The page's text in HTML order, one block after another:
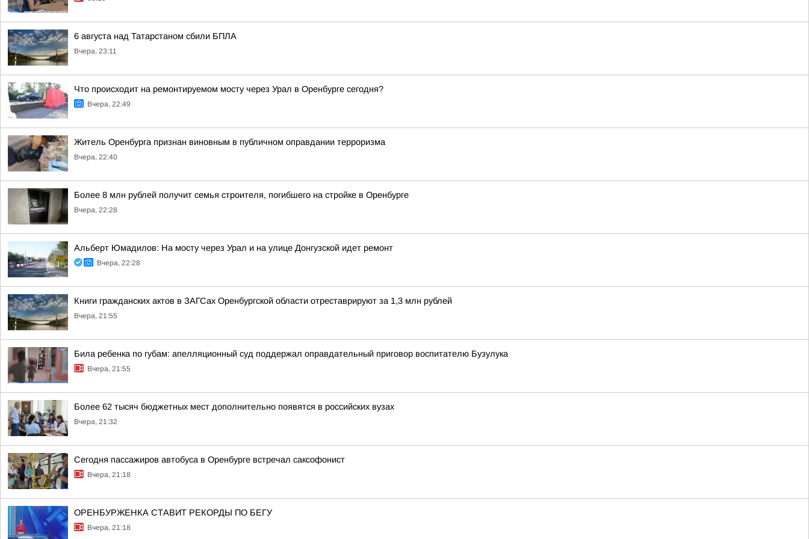
6 августа над Татарстаном сбили БПЛА
Вчера, 23:11
Что происходит на ремонтируемом мосту через Урал в Оренбурге сегодня?
Вчера, 22:49
Житель Оренбурга признан виновным в публичном оправдании терроризма
Вчера, 22:40
Более 8 млн рублей получит семья строителя, погибшего на стройке в Оренбурге
Вчера, 22:28
Альберт Юмадилов: На мосту через Урал и на улице Донгузской идет ремонт
Вчера, 22:28
Книги гражданских актов в ЗАГСах Оренбургской области отреставрируют за 1,3 млн рублей
Вчера, 21:55
Била ребенка по губам: апелляционный суд поддержал оправдательный приговор воспитателю Бузулука
Вчера, 21:55
Более 62 тысяч бюджетных мест дополнительно появятся в российских вузах
Вчера, 21:32
Сегодня пассажиров автобуса в Оренбурге встречал саксофонист
Вчера, 21:18
ОРЕНБУРЖЕНКА СТАВИТ РЕКОРДЫ ПО БЕГУ
Вчера, 21:18